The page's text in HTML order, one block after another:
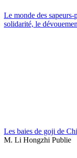
Le monde des
solidarité, le
Les baies de goji de
M. Li Hongzhi Publie